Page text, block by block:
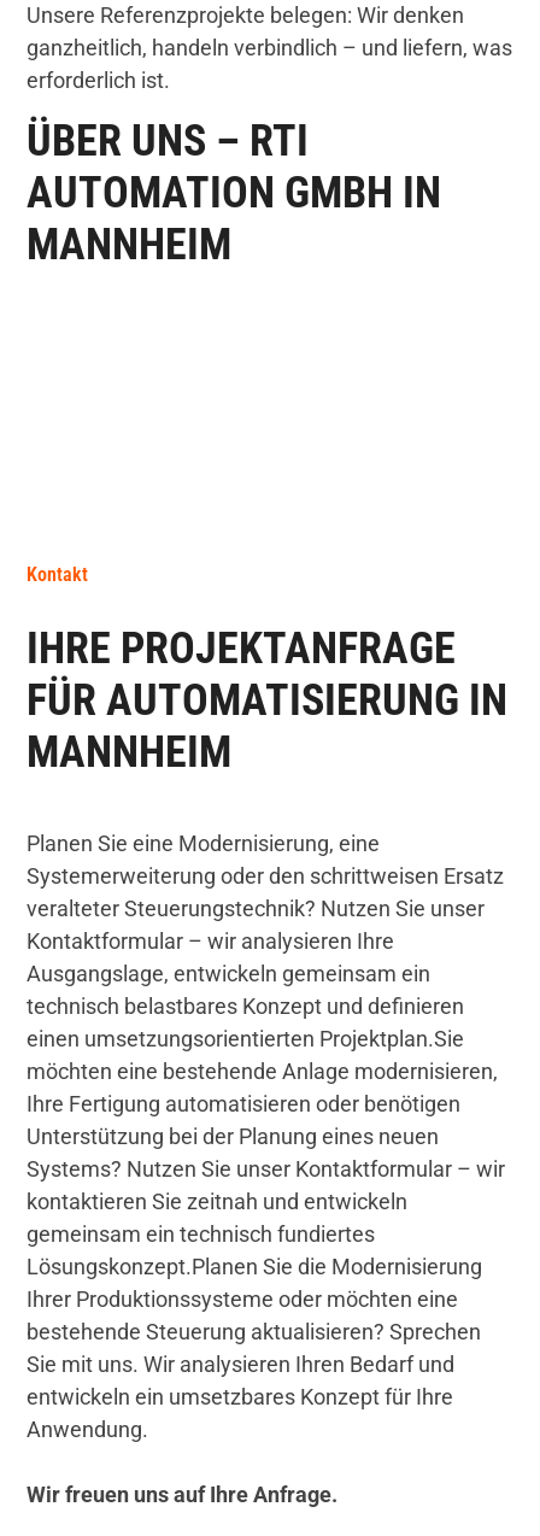
Unsere Referenzprojekte belegen: Wir denken
ganzheitlich, handeln verbindlich – und liefern, was
erforderlich ist.
ÜBER UNS – RTI
AUTOMATION GMBH IN
MANNHEIM
Kontakt
IHRE PROJEKTANFRAGE
FÜR AUTOMATISIERUNG IN
MANNHEIM
Planen Sie eine Modernisierung, eine
Systemerweiterung oder den schrittweisen Ersatz
veralteter Steuerungstechnik? Nutzen Sie unser
Kontaktformular – wir analysieren Ihre
Ausgangslage, entwickeln gemeinsam ein
technisch belastbares Konzept und definieren
einen umsetzungsorientierten Projektplan.Sie
möchten eine bestehende Anlage modernisieren,
Ihre Fertigung automatisieren oder benötigen
Unterstützung bei der Planung eines neuen
Systems? Nutzen Sie unser Kontaktformular – wir
kontaktieren Sie zeitnah und entwickeln
gemeinsam ein technisch fundiertes
Lösungskonzept.Planen Sie die Modernisierung
Ihrer Produktionssysteme oder möchten eine
bestehende Steuerung aktualisieren? Sprechen
Sie mit uns. Wir analysieren Ihren Bedarf und
entwickeln ein umsetzbares Konzept für Ihre
Anwendung.
Wir freuen uns auf Ihre Anfrage.